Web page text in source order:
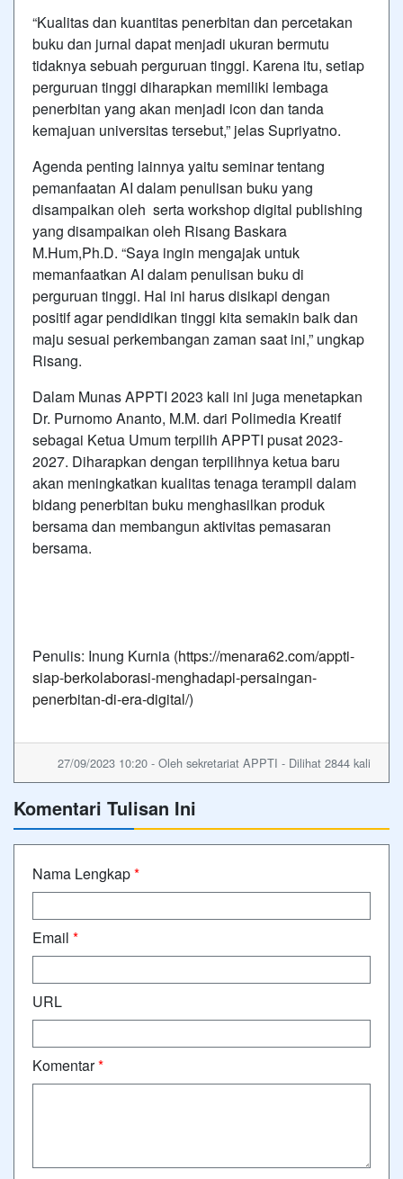
“Kualitas dan kuantitas penerbitan dan percetakan
buku dan jurnal dapat menjadi ukuran bermutu
tidaknya sebuah perguruan tinggi. Karena itu, setiap
perguruan tinggi diharapkan memiliki lembaga
penerbitan yang akan menjadi icon dan tanda
kemajuan universitas tersebut,” jelas Supriyatno.
Agenda penting lainnya yaitu seminar tentang
pemanfaatan AI dalam penulisan buku yang
disampaikan oleh serta workshop digital publishing
yang disampaikan oleh Risang Baskara
M.Hum,Ph.D. “Saya ingin mengajak untuk
memanfaatkan AI dalam penulisan buku di
perguruan tinggi. Hal ini harus disikapi dengan
positif agar pendidikan tinggi kita semakin baik dan
maju sesuai perkembangan zaman saat ini,” ungkap
Risang.
Dalam Munas APPTI 2023 kali ini juga menetapkan
Dr. Purnomo Ananto, M.M. dari Polimedia Kreatif
sebagai Ketua Umum terpilih APPTI pusat 2023-
2027. Diharapkan dengan terpilihnya ketua baru
akan meningkatkan kualitas tenaga terampil dalam
bidang penerbitan buku menghasilkan produk
bersama dan membangun aktivitas pemasaran
bersama.
Penulis: Inung Kurnia (https://menara62.com/appti-
siap-berkolaborasi-menghadapi-persaingan-
penerbitan-di-era-digital/)
27/09/2023 10:20 - Oleh sekretariat APPTI - Dilihat 2844 kali
Komentari Tulisan Ini
Nama Lengkap*
Email *
URL
Komentar*